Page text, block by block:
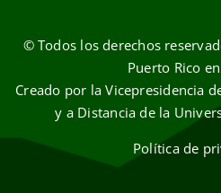
© Todos los derechos
Puerto Rico
Creado por la Vicepresidencia
y a Distancia de la
Política de